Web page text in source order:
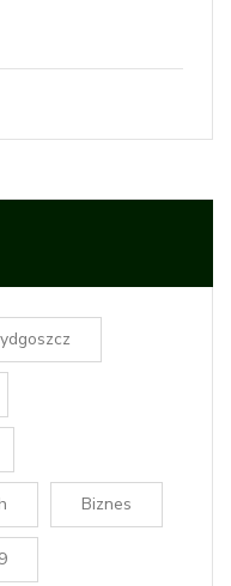
Biznes